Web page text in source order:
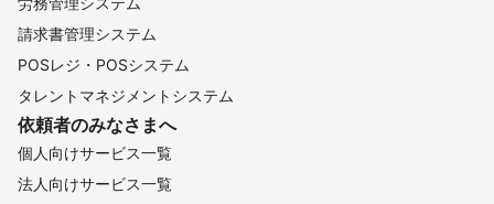
請求書管理システム
POSレジ・POSシステム
タレントマネジメントシステム
依頼者のみなさまへ
個人向けサービス一覧
法人向けサービス一覧